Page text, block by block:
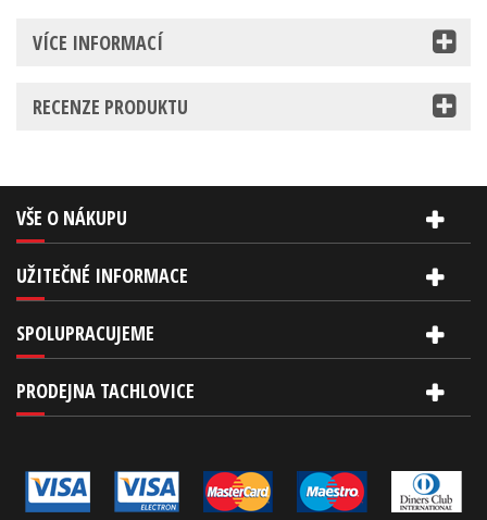
VÍCE INFORMACÍ
RECENZE PRODUKTU
VŠE O NÁKUPU
UŽITEČNÉ INFORMACE
SPOLUPRACUJEME
PRODEJNA TACHLOVICE